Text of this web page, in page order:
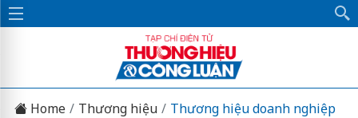
Home Thương hiệu Thương hiệu doanh nghiệp